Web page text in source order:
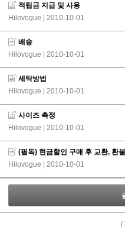
적립금 지급 및 사용
Hilovogue | 2010-10-01
배송
Hilovogue | 2010-10-01
세탁방법
Hilovogue | 2010-10-01
사이즈 측정
Hilovogue | 2010-10-01
(필독) 현금할인 구매 후 교환, 환
Hilovogue | 2010-10-01